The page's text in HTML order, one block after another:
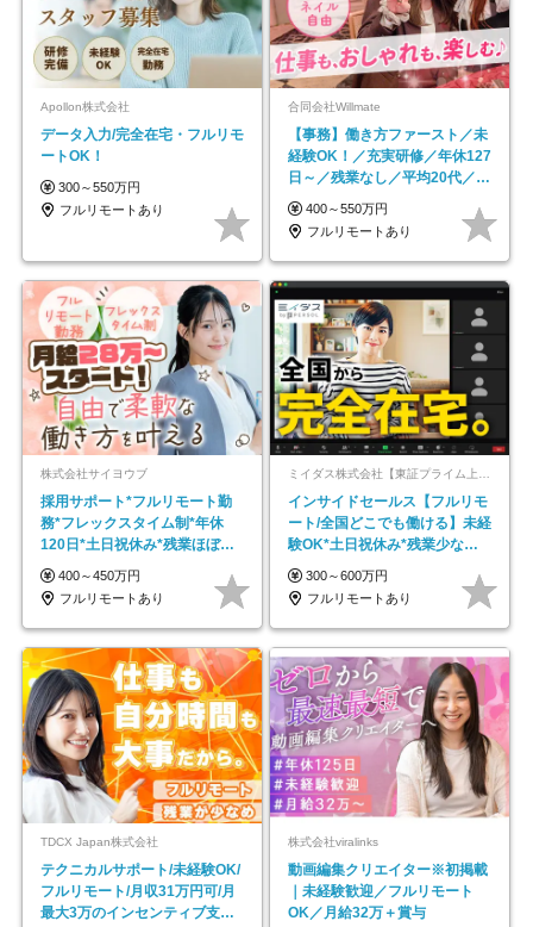
Apollon株式会社
データ入力/完全在宅・フルリモ
ートOK！
300～550万円
フルリモートあり
合同会社Willmate
【事務】働き方ファースト／未
経験OK！／充実研修／年休127
日～／残業なし／平均20代／リ
モートOK
400～550万円
フルリモートあり
株式会社サイヨウブ
採用サポート*フルリモート勤
務*フレックスタイム制*年休
120日*土日祝休み*残業ほぼな
し*育児中社員8割以上
400～450万円
フルリモートあり
ミイダス株式会社【東証プライム上場パーソルグループ】
インサイドセールス【フルリモ
ート/全国どこでも働ける】未経
験OK*土日祝休み*残業少なめ*
在宅勤務手当あり
300～600万円
フルリモートあり
TDCX Japan株式会社
テクニカルサポート/未経験OK/
フルリモート/月収31万円可/月
最大3万のインセンティブ支給/
株式会社viralinks
動画編集クリエイター※初掲載
｜未経験歓迎／フルリモート
OK／月給32万＋賞与